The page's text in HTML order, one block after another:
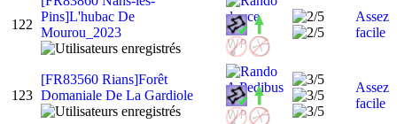
122
Pins]L'hubac De
Mourou_2023
Assez
facile
123
[FR83560 Rians]Forêt
Domaniale De La Gardiole
Assez
facile